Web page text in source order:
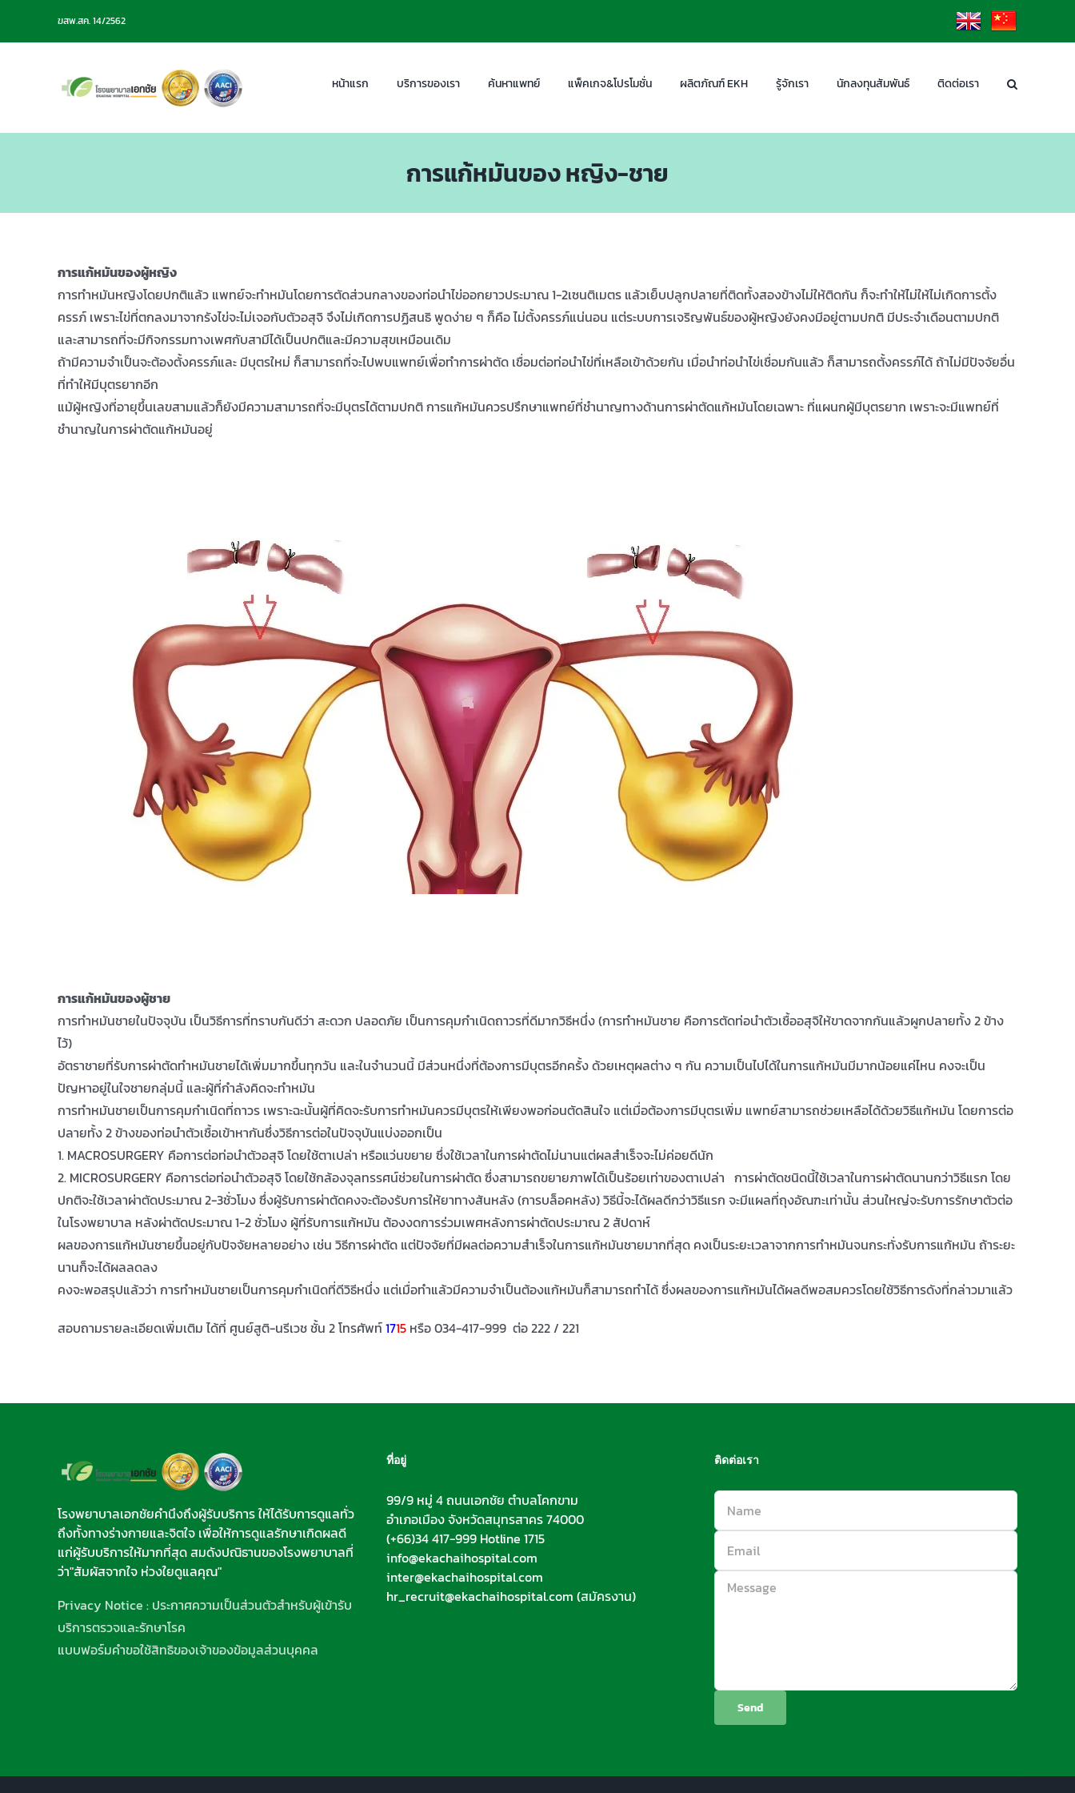
ฆสพ.สค. 14/2562 EN CN
หน้าแรก บริการของเรา ค้นหาแพทย์ แพ็คเกจ&โปรโมชั่น ผลิตภัณฑ์ EKH รู้จักเรา นักลงทุนสัมพันธ์ ติดต่อเรา
การแก้หมันของ หญิง-ชาย
การแก้หมันของผู้หญิง
การทำหมันหญิงโดยปกติแล้ว แพทย์จะทำหมันโดยการตัดส่วนกลางของท่อนำไข่ออกยาวประมาณ 1-2เซนติเมตร แล้วเย็บปลูกปลายที่ติดทั้งสองข้างไม่ให้ติดกัน ก็จะทำให้ไม่ให้ไม่เกิดการตั้ง
ครรภ์ เพราะไข่ที่ตกลงมาจากรังไข่จะไม่เจอกับตัวอสุจิ จึงไม่เกิดการปฏิสนธิ พูดง่าย ๆ ก็คือ ไม่ตั้งครรภ์แน่นอน แต่ระบบการเจริญพันธ์ของผู้หญิงยังคงมีอยู่ตามปกติ มีประจำเดือนตามปกติ
และสามารถที่จะมีกิจกรรมทางเพศกับสามีได้เป็นปกติและมีความสุขเหมือนเดิม
ถ้ามีความจำเป็นจะต้องตั้งครรภ์และ มีบุตรใหม่ ก็สามารถที่จะไปพบแพทย์เพื่อทำการผ่าตัด เชื่อมต่อท่อนำไข่ที่เหลือเข้าด้วยกัน เมื่อนำท่อนำไข่เชื่อมกันแล้ว ก็สามารถตั้งครรภ์ได้ ถ้าไม่มีปัจจัยอื่น
ที่ทำให้มีบุตรยากอีก
แม้ผู้หญิงที่อายุขึ้นเลขสามแล้วก็ยังมีความสามารถที่จะมีบุตรได้ตามปกติ การแก้หมันควรปรึกษาแพทย์ที่ชำนาญทางด้านการผ่าตัดแก้หมันโดยเฉพาะ ที่แผนกผู้มีบุตรยาก เพราะจะมีแพทย์ที่
ชำนาญในการผ่าตัดแก้หมันอยู่
การแก้หมันของผู้ชาย
การทำหมันชายในปัจจุบัน เป็นวิธีการที่ทราบกันดีว่า สะดวก ปลอดภัย เป็นการคุมกำเนิดถาวรที่ดีมากวิธีหนึ่ง (การทำหมันชาย คือการตัดท่อนำตัวเชื้ออสุจิให้ขาดจากกันแล้วผูกปลายทั้ง 2 ข้าง
ไว้)
อัตราชายที่รับการผ่าตัดทำหมันชายได้เพิ่มมากขึ้นทุกวัน และในจำนวนนี้ มีส่วนหนึ่งที่ต้องการมีบุตรอีกครั้ง ด้วยเหตุผลต่าง ๆ กัน ความเป็นไปได้ในการแก้หมันมีมากน้อยแค่ไหน คงจะเป็น
ปัญหาอยู่ในใจชายกลุ่มนี้ และผู้ที่กำลังคิดจะทำหมัน
การทำหมันชายเป็นการคุมกำเนิดที่ถาวร เพราะฉะนั้นผู้ที่คิดจะรับการทำหมันควรมีบุตรให้เพียงพอก่อนตัดสินใจ แต่เมื่อต้องการมีบุตรเพิ่ม แพทย์สามารถช่วยเหลือได้ด้วยวิธีแก้หมัน โดยการต่อ
ปลายทั้ง 2 ข้างของท่อนำตัวเชื้อเข้าหากันซึ่งวิธีการต่อในปัจจุบันแบ่งออกเป็น
1. MACROSURGERY คือการต่อท่อนำตัวอสุจิ โดยใช้ตาเปล่า หรือแว่นขยาย ซึ่งใช้เวลาในการผ่าตัดไม่นานแต่ผลสำเร็จจะไม่ค่อยดีนัก
2. MICROSURGERY คือการต่อท่อนำตัวอสุจิ โดยใช้กล้องจุลทรรศน์ช่วยในการผ่าตัด ซึ่งสามารถขยายภาพได้เป็นร้อยเท่าของตาเปล่า การผ่าตัดชนิดนี้ใช้เวลาในการผ่าตัดนานกว่าวิธีแรก โดย
ปกติจะใช้เวลาผ่าตัดประมาณ 2-3ชั่วโมง ซึ่งผู้รับการผ่าตัดคงจะต้องรับการให้ยาทางสันหลัง (การบล็อคหลัง) วิธีนี้จะได้ผลดีกว่าวิธีแรก จะมีแผลที่ถุงอัณฑะเท่านั้น ส่วนใหญ่จะรับการรักษาตัวต่อ
ในโรงพยาบาล หลังผ่าตัดประมาณ 1-2 ชั่วโมง ผู้ที่รับการแก้หมัน ต้องงดการร่วมเพศหลังการผ่าตัดประมาณ 2 สัปดาห์
ผลของการแก้หมันชายขึ้นอยู่กับปัจจัยหลายอย่าง เช่น วิธีการผ่าตัด แต่ปัจจัยที่มีผลต่อความสำเร็จในการแก้หมันชายมากที่สุด คงเป็นระยะเวลาจากการทำหมันจนกระทั่งรับการแก้หมัน ถ้าระยะ
นานก็จะได้ผลลดลง
คงจะพอสรุปแล้วว่า การทำหมันชายเป็นการคุมกำเนิดที่ดีวิธีหนึ่ง แต่เมื่อทำแล้วมีความจำเป็นต้องแก้หมันก็สามารถทำได้ ซึ่งผลของการแก้หมันได้ผลดีพอสมควรโดยใช้วิธีการดังที่กล่าวมาแล้ว
สอบถามรายละเอียดเพิ่มเติม ได้ที่ ศูนย์สูติ-นรีเวช ชั้น 2 โทรศัพท์1715 หรือ 034-417-999 ต่อ 222 / 221
โรงพยาบาลเอกชัยคำนึงถึงผู้รับบริการ ให้ได้รับการดูแลทั่ว
ถึงทั้งทางร่างกายและจิตใจ เพื่อให้การดูแลรักษาเกิดผลดี
แก่ผู้รับบริการให้มากที่สุด สมดังปณิธานของโรงพยาบาลที่
ว่า"สัมผัสจากใจ ห่วงใยดูแลคุณ"
Privacy Notice : ประกาศความเป็นส่วนตัวสำหรับผู้เข้ารับ
บริการตรวจและรักษาโรค
แบบฟอร์มคำขอใช้สิทธิของเจ้าของข้อมูลส่วนบุคคล
ที่อยู่
99/9 หมู่ 4 ถนนเอกชัย ตำบลโคกขาม
อำเภอเมือง จังหวัดสมุทรสาคร 74000
(+66)34 417-999 Hotline 1715
info@ekachaihospital.com
inter@ekachaihospital.com
hr_recruit@ekachaihospital.com (สมัครงาน)
ติดต่อเรา